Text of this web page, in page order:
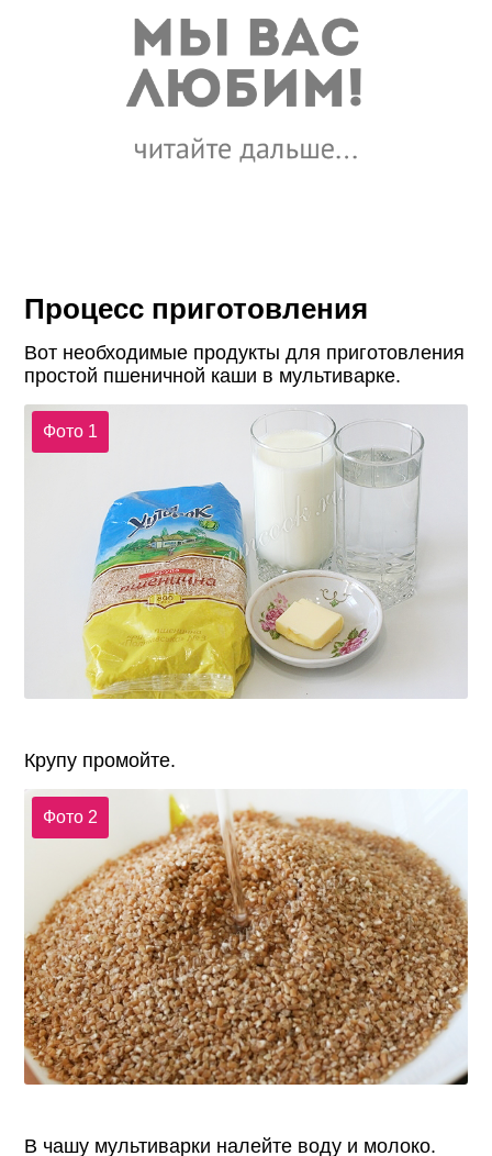
Процесс приготовления
Вот необходимые продукты для приготовления
простой пшеничной каши в мультиварке.
Фото 1
Крупу промойте.
Фото 2
В чашу мультиварки налейте воду и молоко.